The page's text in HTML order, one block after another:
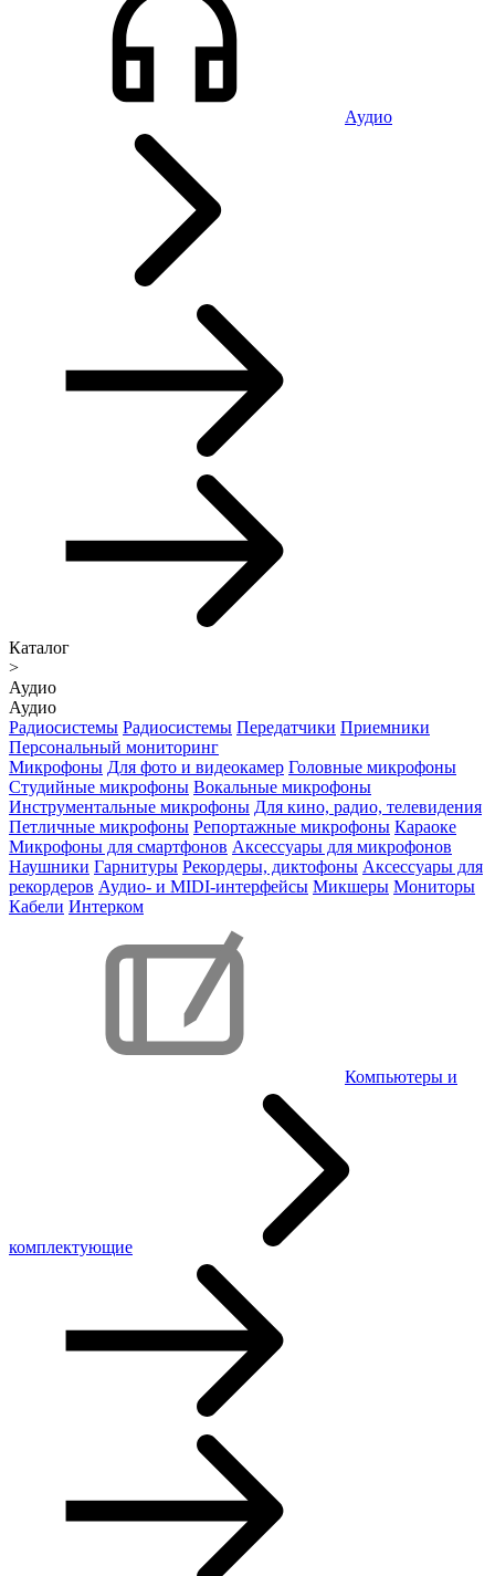
Аудио
Каталог
>
Аудио
Аудио
Радиосистемы Радиосистемы Передатчики Приемники
Персональный мониторинг
Микрофоны Для фото и видеокамер Головные микрофоны
Студийные микрофоны Вокальные микрофоны
Инструментальные микрофоны Для кино, радио, телевидения
Петличные микрофоны Репортажные микрофоны Караоке
Микрофоны для смартфонов Аксессуары для микрофонов
Наушники Гарнитуры Рекордеры, диктофоны Аксессуары для
рекордеров Аудио- и MIDI-интерфейсы Микшеры Мониторы
Кабели Интерком
Компьютеры и
комплектующие